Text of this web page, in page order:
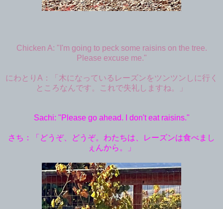
Chicken A: "I'm going to peck some raisins on the tree.
Please excuse me."
にわとりA：「木になっているレーズンをツンツンしに行く
ところなんです。これで失礼しますね。」
Sachi: "Please go ahead. I don't eat raisins."
さち：「どうぞ、どうぞ。わたちは、レーズンは食べまし
ぇんから。」